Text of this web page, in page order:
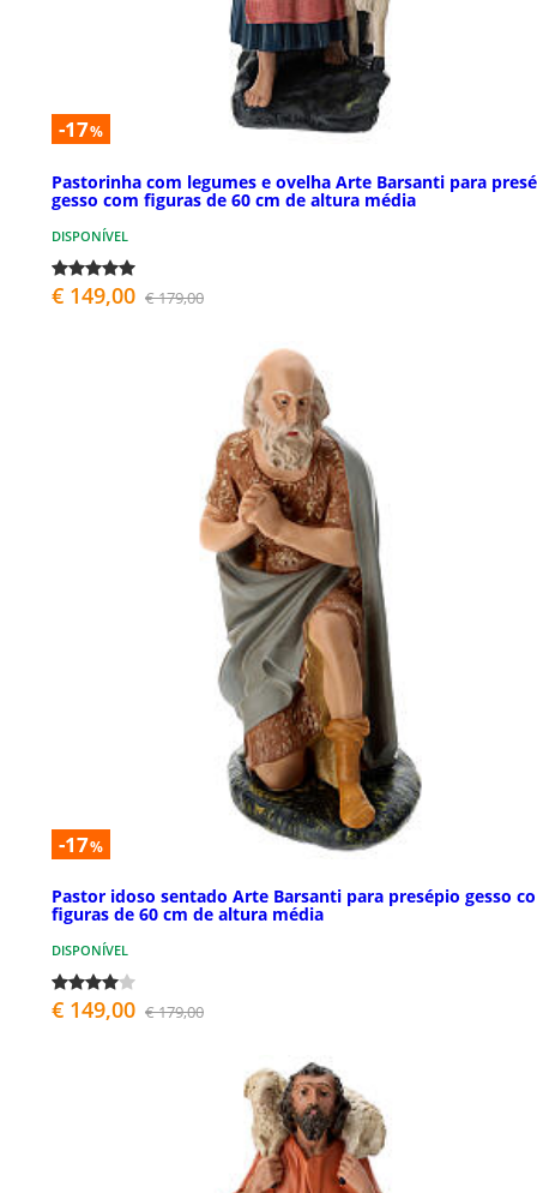
-17%
Pastorinha com legumes e ovelha Arte Barsanti para
gesso com figuras de 60 cm de altura média
DISPONÍVEL
€ 149,00 € 179,00
-17%
Pastor idoso sentado Arte Barsanti para presépio gesso
figuras de 60 cm de altura média
DISPONÍVEL
€ 149,00 € 179,00